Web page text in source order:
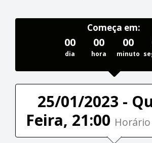
Começa em:
00
dia
00
hora
00
minuto
25/01/2023 -
Feira, 21:00